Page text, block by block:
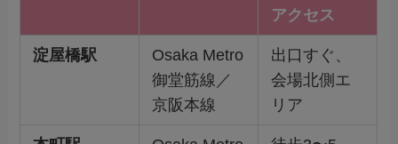
アクセス
淀屋橋駅
Osaka Metro
御堂筋線／
京阪本線
出口すぐ、
会場北側エ
リア